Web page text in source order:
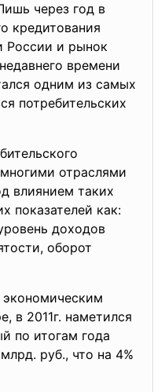
через год в
кредитования
России и рынок
времени
одним из самых
потребительских
отраслями
влиянием таких
показателей как:
доходов
оборот
экономическим
в 2011г. наметился
по итогам года
руб., что на 4%